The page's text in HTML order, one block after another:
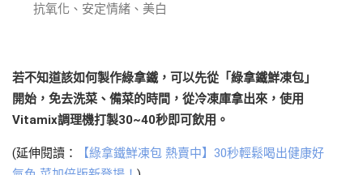
抗氧化、安定情緒、美白
若不知道該如何製作綠拿鐵，可以先從「綠拿鐵鮮凍包」
開始，免去洗菜、備菜的時間，從冷凍庫拿出來，使用
Vitamix調理機打製30~40秒即可飲用。
(延伸閱讀：
【綠拿鐵鮮凍包 熱賣中】30秒輕鬆喝出健康好